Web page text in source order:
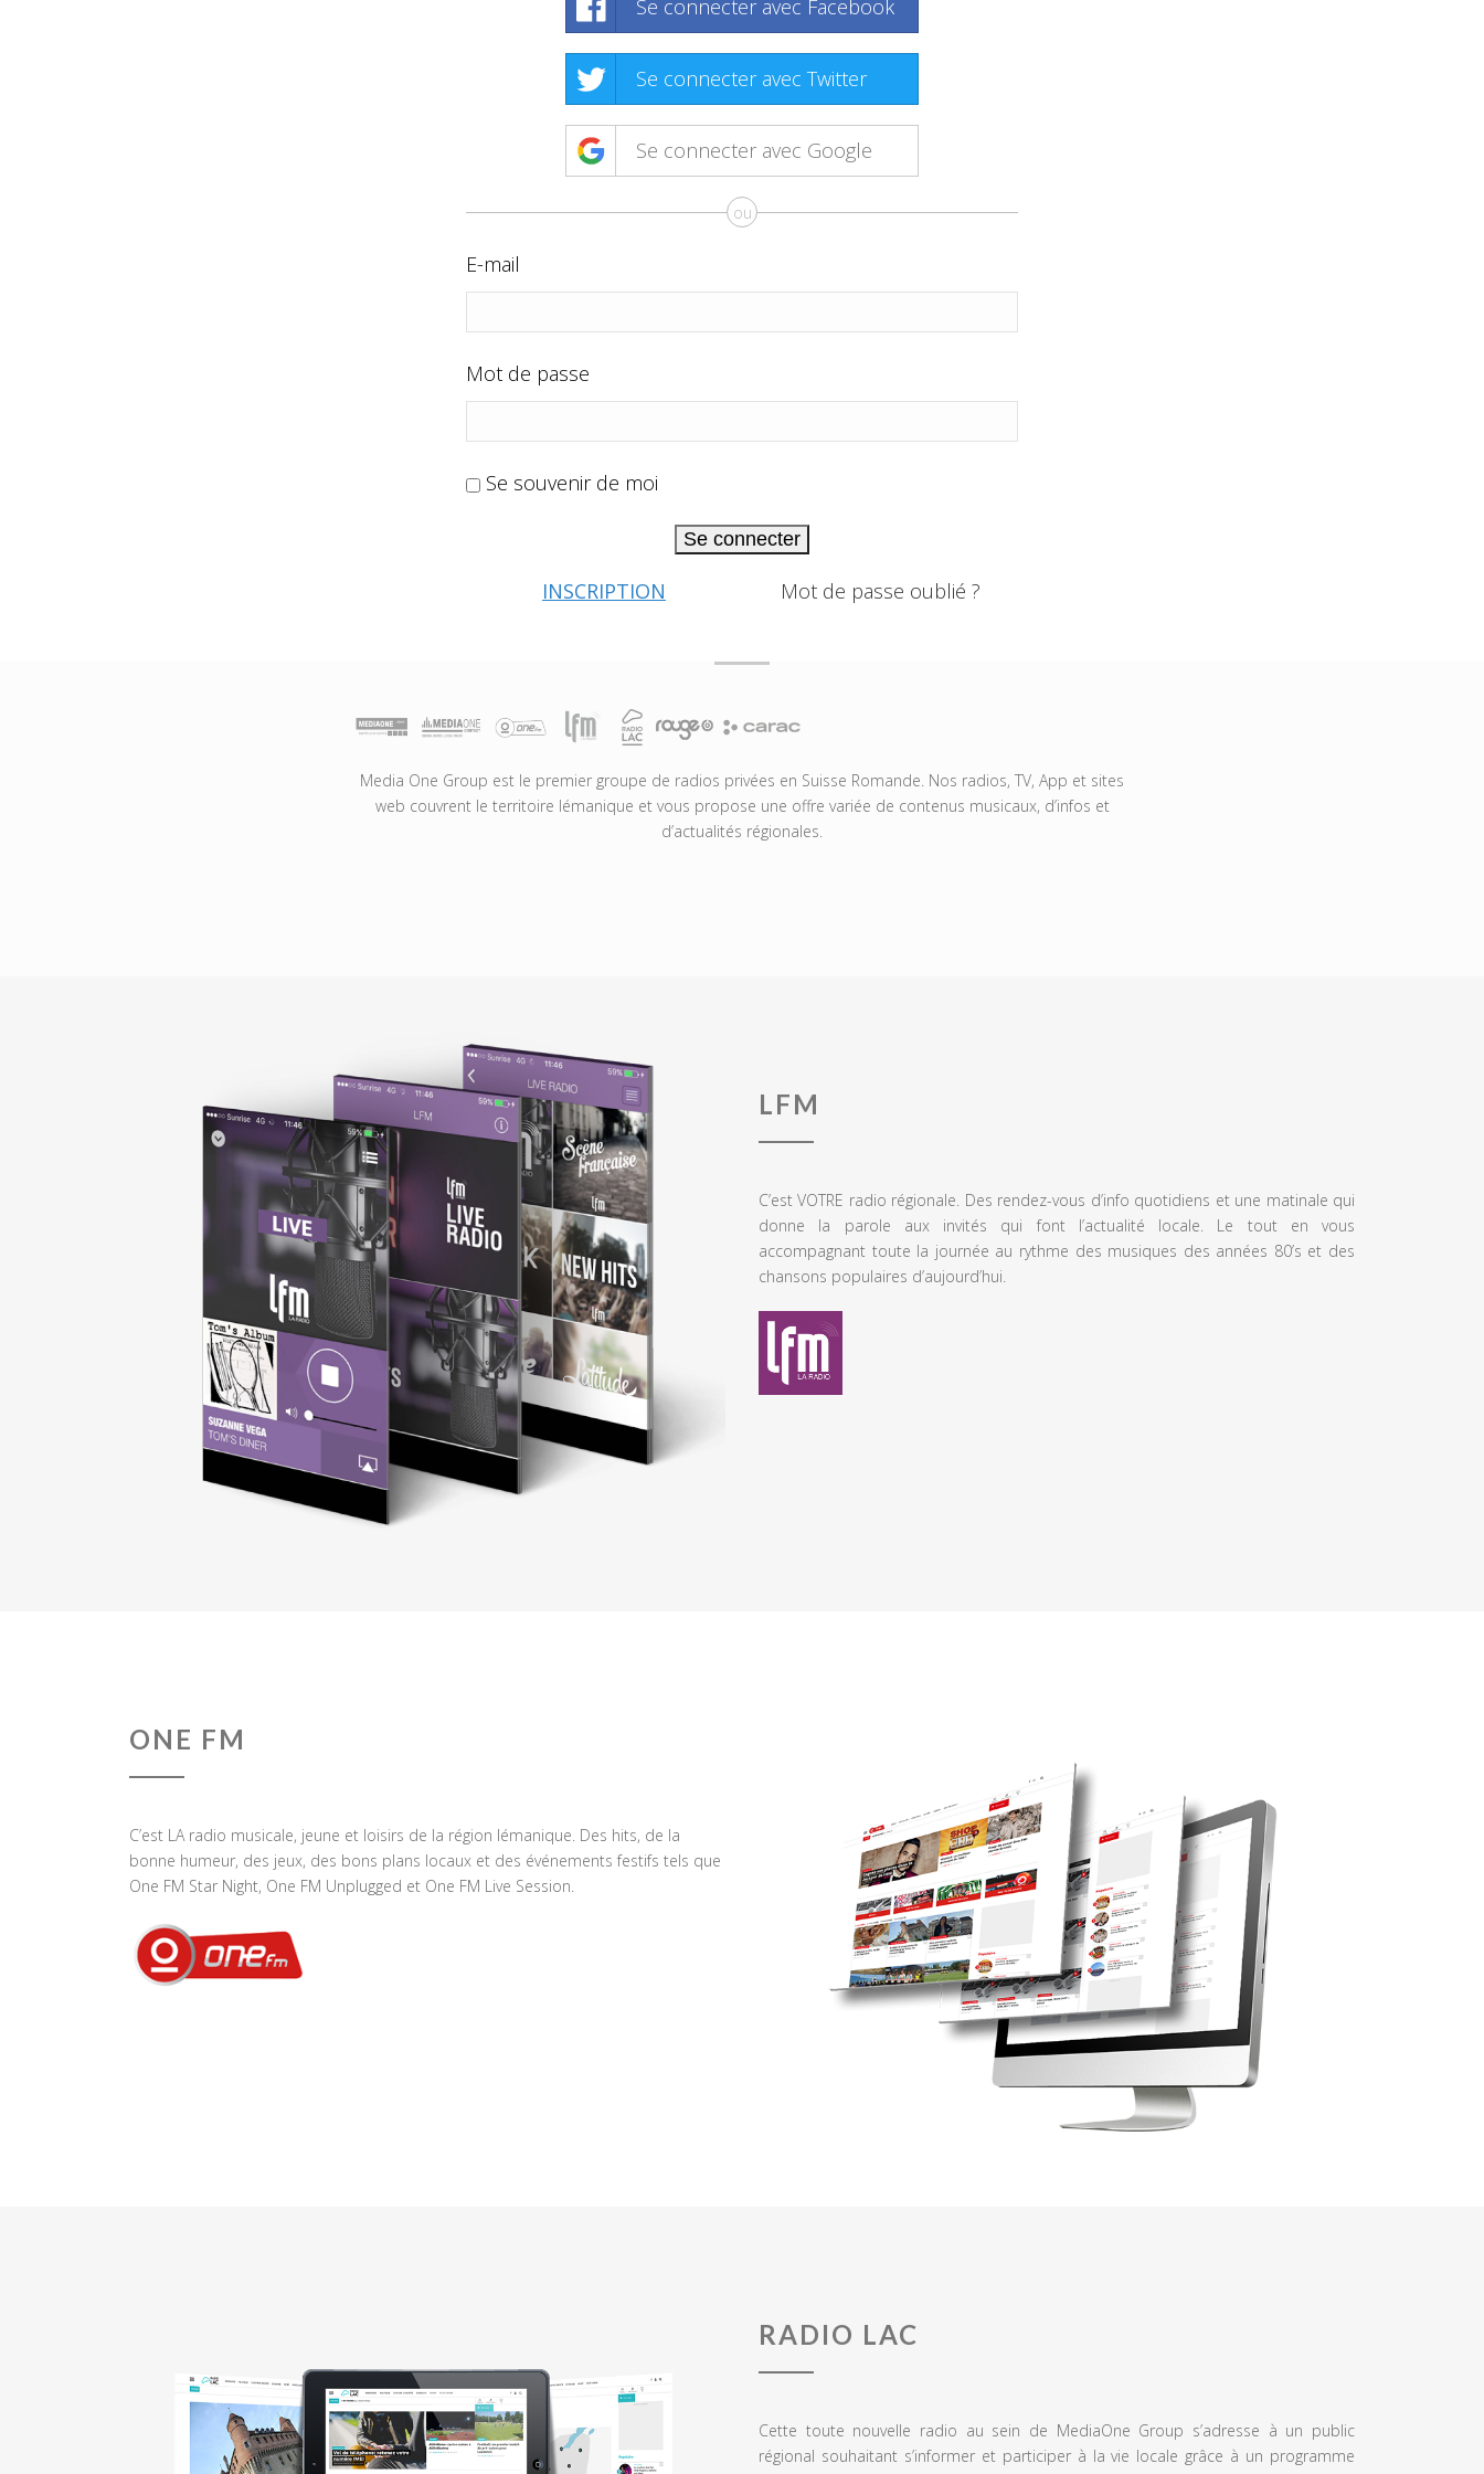
Se connecter avec Facebook
Se connecter avec Twitter
Se connecter avec Google
ou
E-mail
Mot de passe
Se souvenir de moi
Se connecter
INSCRIPTION Mot de passe oublié ?
Media One Group est le premier groupe de radios privées en Suisse Romande. Nos radios, TV, App et sites
web couvrent le territoire lémanique et vous propose une offre variée de contenus musicaux, d’infos et
d’actualités régionales.
LFM
C’est VOTRE radio régionale. Des rendez-vous d’info quotidiens et une matinale qui
donne la parole aux invités qui font l’actualité locale. Le tout en vous
accompagnant toute la journée au rythme des musiques des années 80’s et des
chansons populaires d’aujourd’hui.
ONE FM
C’est LA radio musicale, jeune et loisirs de la région lémanique. Des hits, de la
bonne humeur, des jeux, des bons plans locaux et des événements festifs tels que
One FM Star Night, One FM Unplugged et One FM Live Session.
RADIO LAC
Cette toute nouvelle radio au sein de MediaOne Group s’adresse à un public
régional souhaitant s’informer et participer à la vie locale grâce à un programme